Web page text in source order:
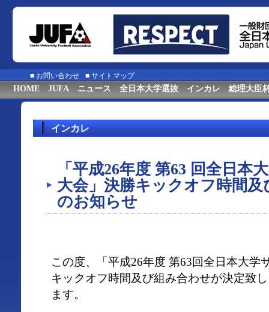
■ お問い合わせ ■ サイトマップ
HOME JUFA ニュース 全日本大学選抜 インカレ 総理大臣
インカレ
「平成26年度 第63 回全日本
大会」決勝キックオフ時間
のお知らせ
この度、「平成26年度 第63回全日本大学
キックオフ時間及び組み合わせが決定致
ます。